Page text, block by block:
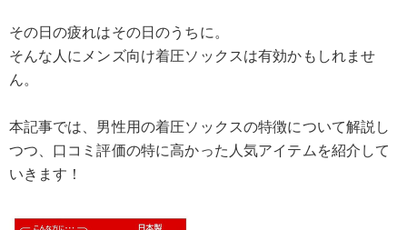
その日の疲れはその日のうちに。
そんな人にメンズ向け着圧ソックスは有効かもしれませ
ん。
本記事では、男性用の着圧ソックスの特徴について解説し
つつ、口コミ評価の特に高かった人気アイテムを紹介して
いきます！